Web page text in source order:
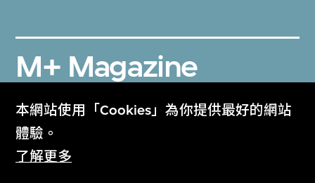
本網站使用「Cookies」為你提供最好的網站
體驗。
了解更多
M+ Magazine
Archive
M+雜誌檔案
Collection Online